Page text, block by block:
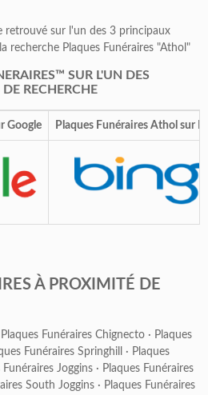
retrouvé sur l'un des 3 principaux
recherche Plaques Funéraires "Athol"
SUR L'UN DES
RECHERCHE
Google Plaques Funéraires Athol sur
À PROXIMITÉ DE
Plaques Funéraires Chignecto · Plaques
Funéraires Springhill · Plaques
Funéraires Joggins · Plaques Funéraires
South Joggins · Plaques Funéraires